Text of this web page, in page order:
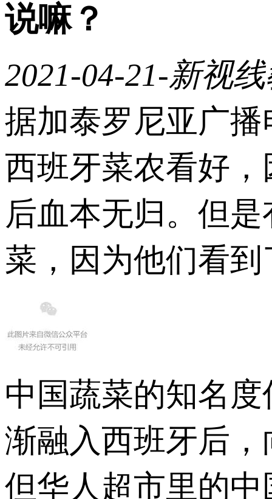
说嘛？
2021-04-21-新视
据加泰罗尼亚广
西班牙菜农看好
后血本无归。但
菜，因为他们看
中国蔬菜的知名
渐融入西班牙后
但华人超市里的